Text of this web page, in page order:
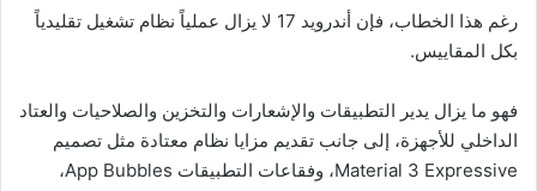
رغم هذا الخطاب، فإن أندرويد 17 لا يزال عملياً نظام تشغيل تقليدياً
بكل المقاييس.
فهو ما يزال يدير التطبيقات والإشعارات والتخزين والصلاحيات والعتاد
الداخلي للأجهزة، إلى جانب تقديم مزايا نظام معتادة مثل تصميم
Material 3 Expressive، وفقاعات التطبيقات App Bubbles،